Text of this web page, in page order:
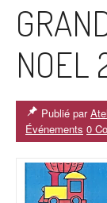
NOEL
Publié par
Événements 0